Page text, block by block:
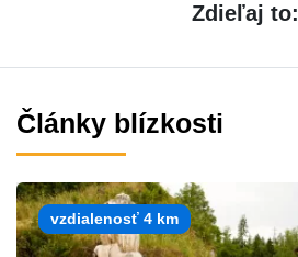
Zdieľaj to:
Články blízkosti
vzdialenosť 4 km